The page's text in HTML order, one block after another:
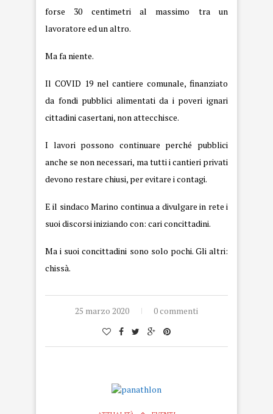
forse 30 centimetri al massimo tra un
lavoratore ed un altro.
Ma fa niente.
Il COVID 19 nel cantiere comunale, finanziato
da fondi pubblici alimentati da i poveri ignari
cittadini casertani, non attecchisce.
I lavori possono continuare perché pubblici
anche se non necessari, ma tutti i cantieri privati
devono restare chiusi, per evitare i contagi.
E il sindaco Marino continua a divulgare in rete i
suoi discorsi iniziando con: cari concittadini.
Ma i suoi concittadini sono solo pochi. Gli altri:
chissà.
25 marzo 2020 0 commenti